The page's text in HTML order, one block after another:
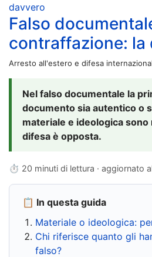
davvero
Falso
contraffazione: la
Arresto all'estero e difesa
Nel falso documentale la
documento sia autentico o
materiale e ideologica
difesa è opposta.
⏱ 20 minuti di lettura · aggiornato
📋 In questa guida
Materiale o ideologica:
Chi riferisce quanto gli
falso?